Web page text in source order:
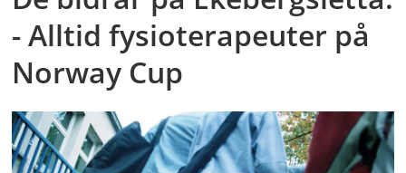
- Alltid fysioterapeuter på
Norway Cup